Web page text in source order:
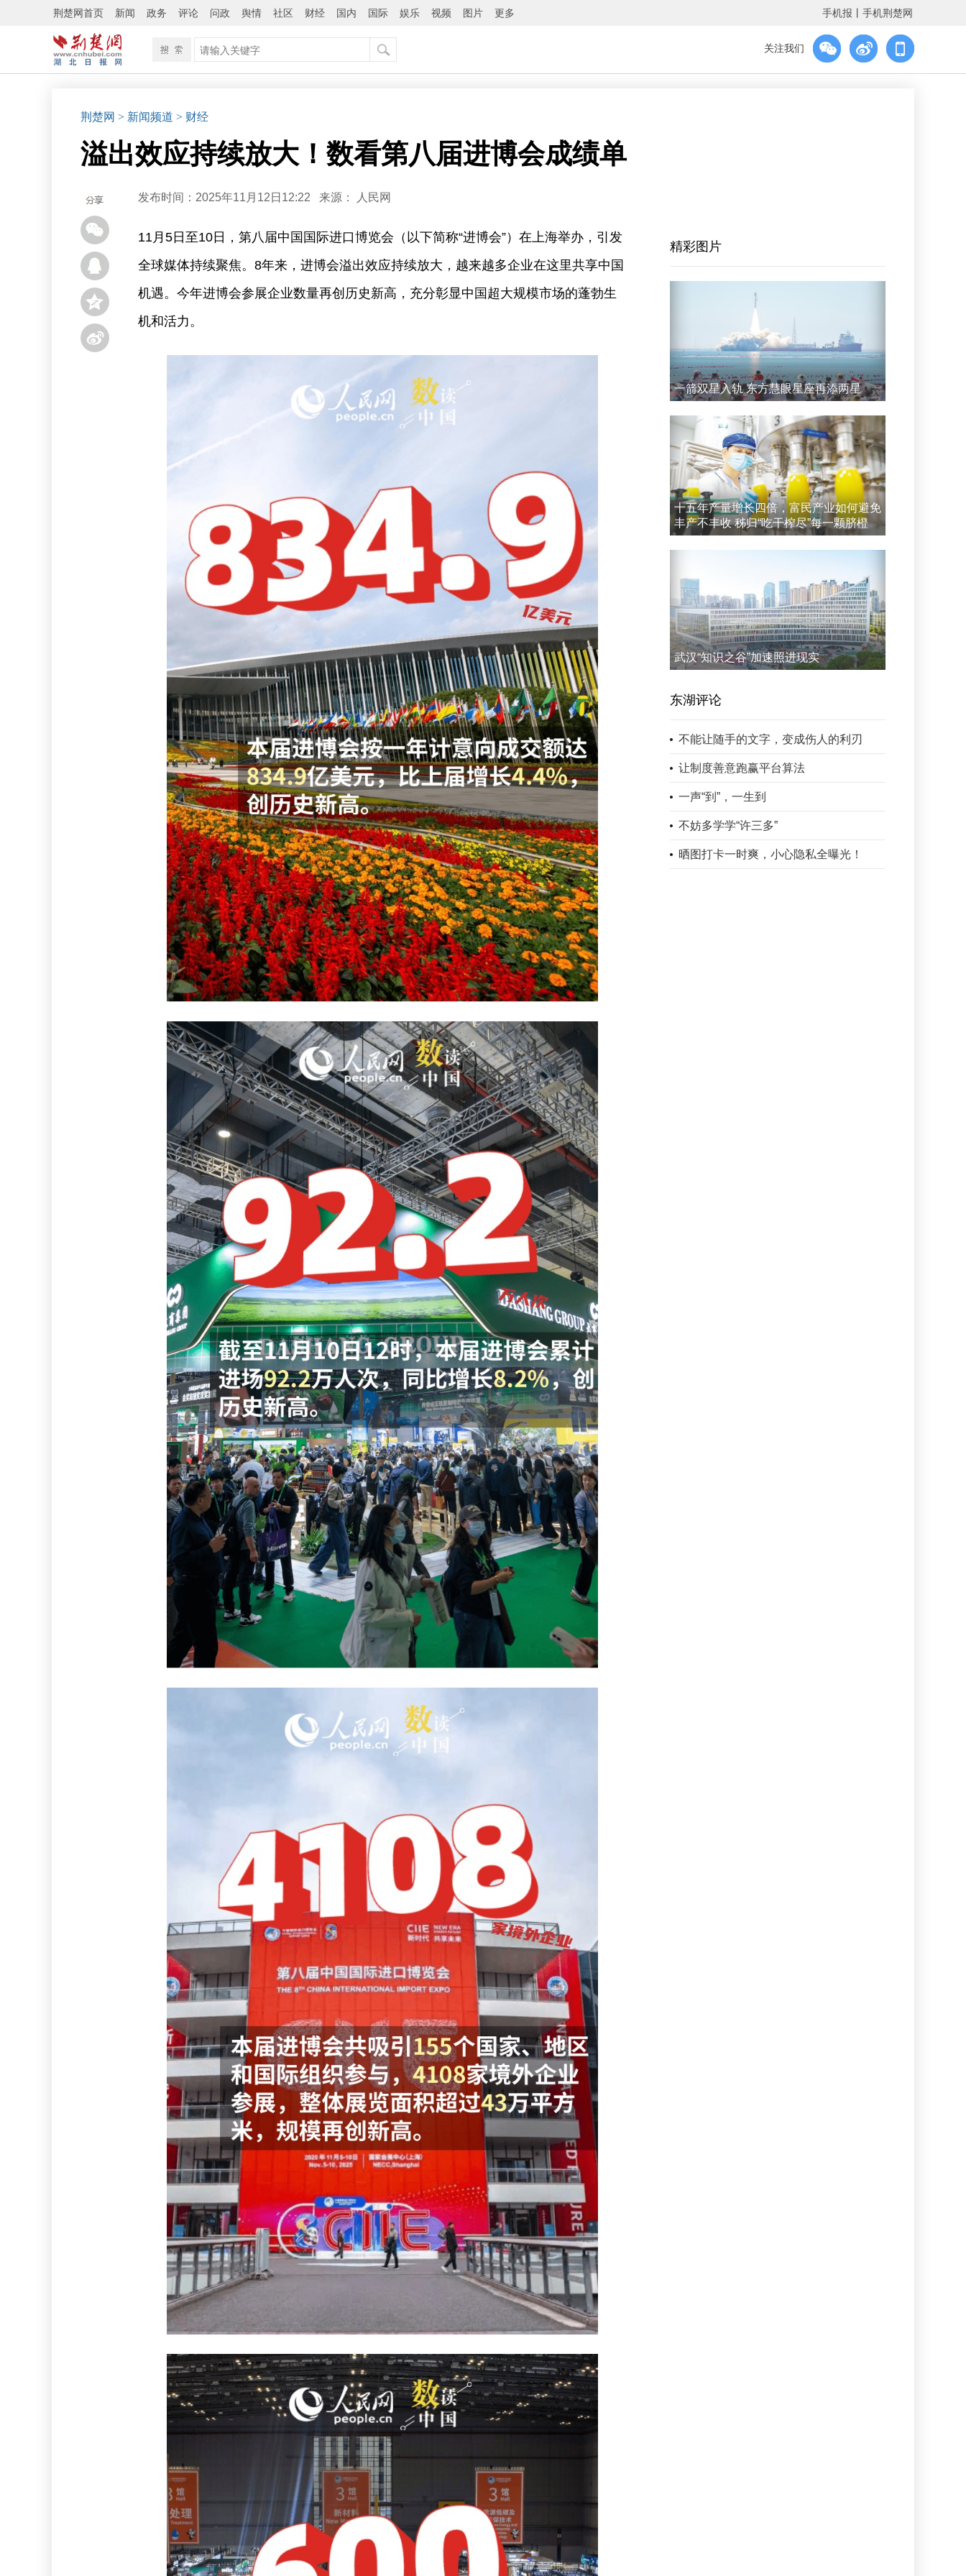
荆楚网首页 新闻 政务 评论 问政 舆情 社区 财经 国内 国际 娱乐 视频 图片 更多 手机报 手机荆楚网
关注我们
荆楚网 > 新闻频道 > 财经
溢出效应持续放大！数看第八届进博会成绩单
发布时间：2025年11月12日12:22 来源： 人民网
11月5日至10日，第八届中国国际进口博览会（以下简称“进博会”）在上海举办，引发
全球媒体持续聚焦。8年来，进博会溢出效应持续放大，越来越多企业在这里共享中国
机遇。今年进博会参展企业数量再创历史新高，充分彰显中国超大规模市场的蓬勃生
机和活力。
精彩图片
一箭双星入轨 东方慧眼星座再添两星
十五年产量增长四倍，富民产业如何避免
丰产不丰收 秭归“吃干榨尽”每一颗脐橙
武汉“知识之谷”加速照进现实
东湖评论
不能让随手的文字，变成伤人的利刃
让制度善意跑赢平台算法
一声“到”，一生到
不妨多学学“许三多”
晒图打卡一时爽，小心隐私全曝光！